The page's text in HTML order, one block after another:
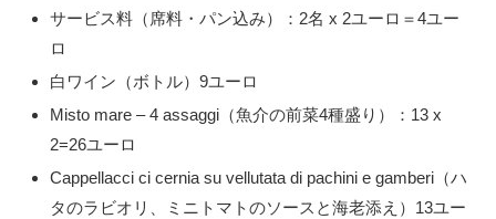
サービス料（席料・パン込み）：2名 x 2ユーロ＝4ユー
ロ
白ワイン（ボトル）9ユーロ
Misto mare – 4 assaggi（魚介の前菜4種盛り）：13 x
2=26ユーロ
Cappellacci ci cernia su vellutata di pachini e gamberi（ハ
タのラビオリ、ミニトマトのソースと海老添え）13ユー